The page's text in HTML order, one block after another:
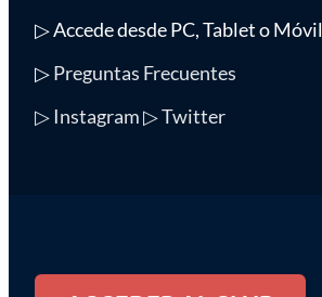
▷ Accede desde PC, Tablet o Móvil
▷Preguntas Frecuentes
▷ Instagram▷ Twitter